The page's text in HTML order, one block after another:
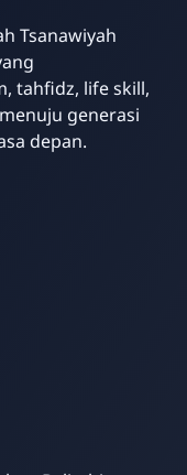
Tsanawiyah
tahfidz, life skill,
generasi
depan.